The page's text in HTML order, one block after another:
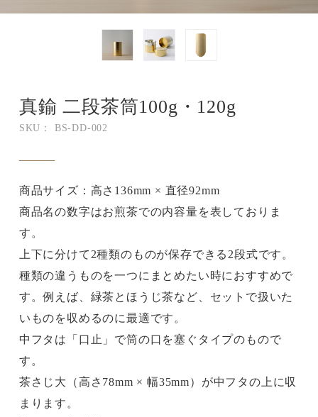
真鍮 二段茶筒100g・120g
SKU： BS-DD-002
商品サイズ：高さ136mm × 直径92mm
商品名の数字はお煎茶での内容量を表しておりま
す。
上下に分けて2種類のものが保存できる2段式です。
種類の違うものを一つにまとめたい時におすすめで
す。例えば、緑茶とほうじ茶など、セットで扱いた
いものを収めるのに最適です。
中フタは「口止」で筒の口を塞ぐタイプのもので
す。
茶さじ大（高さ78mm × 幅35mm）が中フタの上に収
まります。